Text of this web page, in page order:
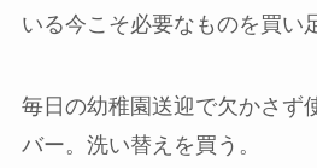
いる今こそ必要なものを買い
毎日の幼稚園送迎で欠かさず
バー。洗い替えを買う。